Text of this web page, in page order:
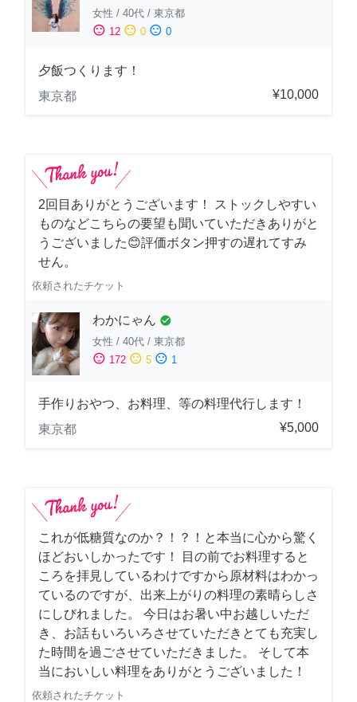
女性 / 40代 / 東京都
sentiment_satisfied 12 sentiment_neutral 0 sentiment_dissatisfied 0
夕飯つくります！
東京都
¥10,000
2回目ありがとうございます！ ストックしやすい
ものなどこちらの要望も聞いていただきありがと
うございました😊評価ボタン押すの遅れてすみ
せん。
依頼されたチケット
わかにゃん check_circle
女性 / 40代 / 東京都
sentiment_satisfied 172 sentiment_neutral 5 sentiment_dissatisfied 1
手作りおやつ、お料理、等の料理代行します！
東京都
¥5,000
これが低糖質なのか？！？！と本当に心から驚く
ほどおいしかったです！ 目の前でお料理すると
ころを拝見しているわけですから原材料はわかっ
ているのですが、出来上がりの料理の素晴らしさ
にしびれました。 今日はお暑い中お越しいただ
き、お話もいろいろさせていただきとても充実し
た時間を過ごさせていただきました。 そして本
当においしい料理をありがとうございました！
依頼されたチケット